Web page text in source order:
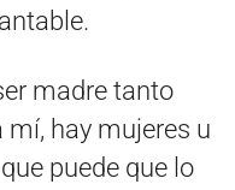
madre tanto
hay mujeres u
puede que lo